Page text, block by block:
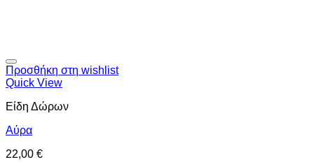
Προσθήκη στη wishlist
Quick View
Είδη Δώρων
Αύρα
22,00 €